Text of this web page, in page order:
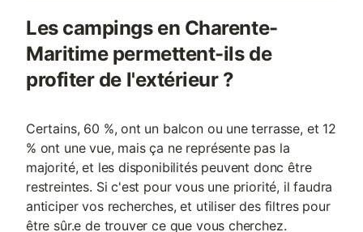
Les campings en Charente-
Maritime permettent-ils de
profiter de l'extérieur ?
Certains, 60 %, ont un balcon ou une terrasse, et 12
% ont une vue, mais ça ne représente pas la
majorité, et les disponibilités peuvent donc être
restreintes. Si c'est pour vous une priorité, il faudra
anticiper vos recherches, et utiliser des filtres pour
être sûr.e de trouver ce que vous cherchez.